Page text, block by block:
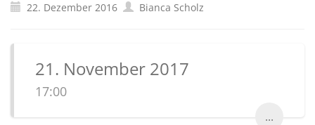
22. Dezember 2016 Bianca Scholz
21. November 2017
17:00
...